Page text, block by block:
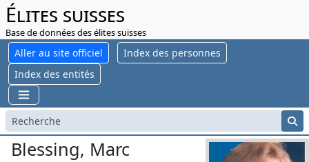
Élites suisses
Base de données des élites suisses
Aller au site officiel
Index des personnes
Index des entités
Blessing, Marc